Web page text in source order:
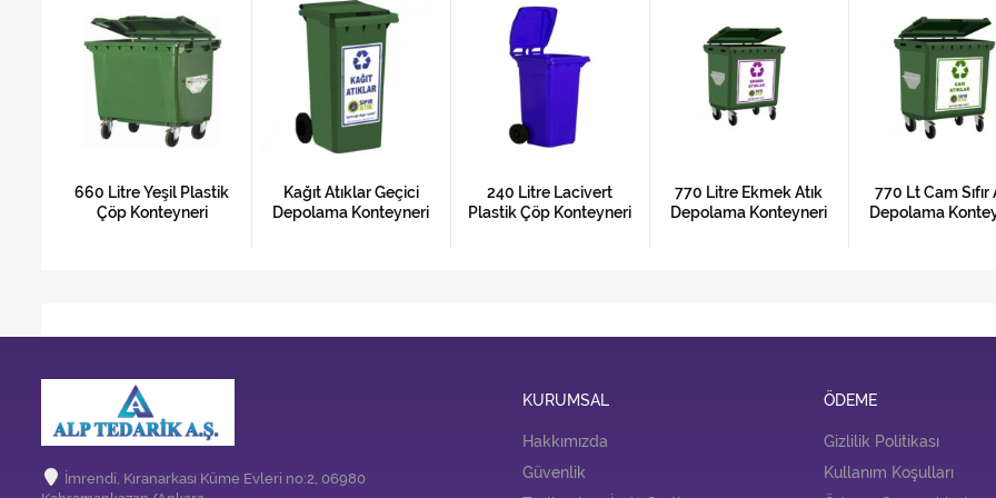
660 Litre Yeşil Plastik
Çöp Konteyneri
Kağıt Atıklar Geçici
Depolama Konteyneri
240 Litre Lacivert
Plastik Çöp Konteyneri
770 Litre Ekmek Atık
Depolama Konteyneri
770 Lt Cam Sıfır
Depolama
İmrendi, Kıranarkası Küme Evleri no:2, 06980
KURUMSAL
Hakkımızda
Güvenlik
ÖDEME
Gizlilik Politikası
Kullanım Koşulları